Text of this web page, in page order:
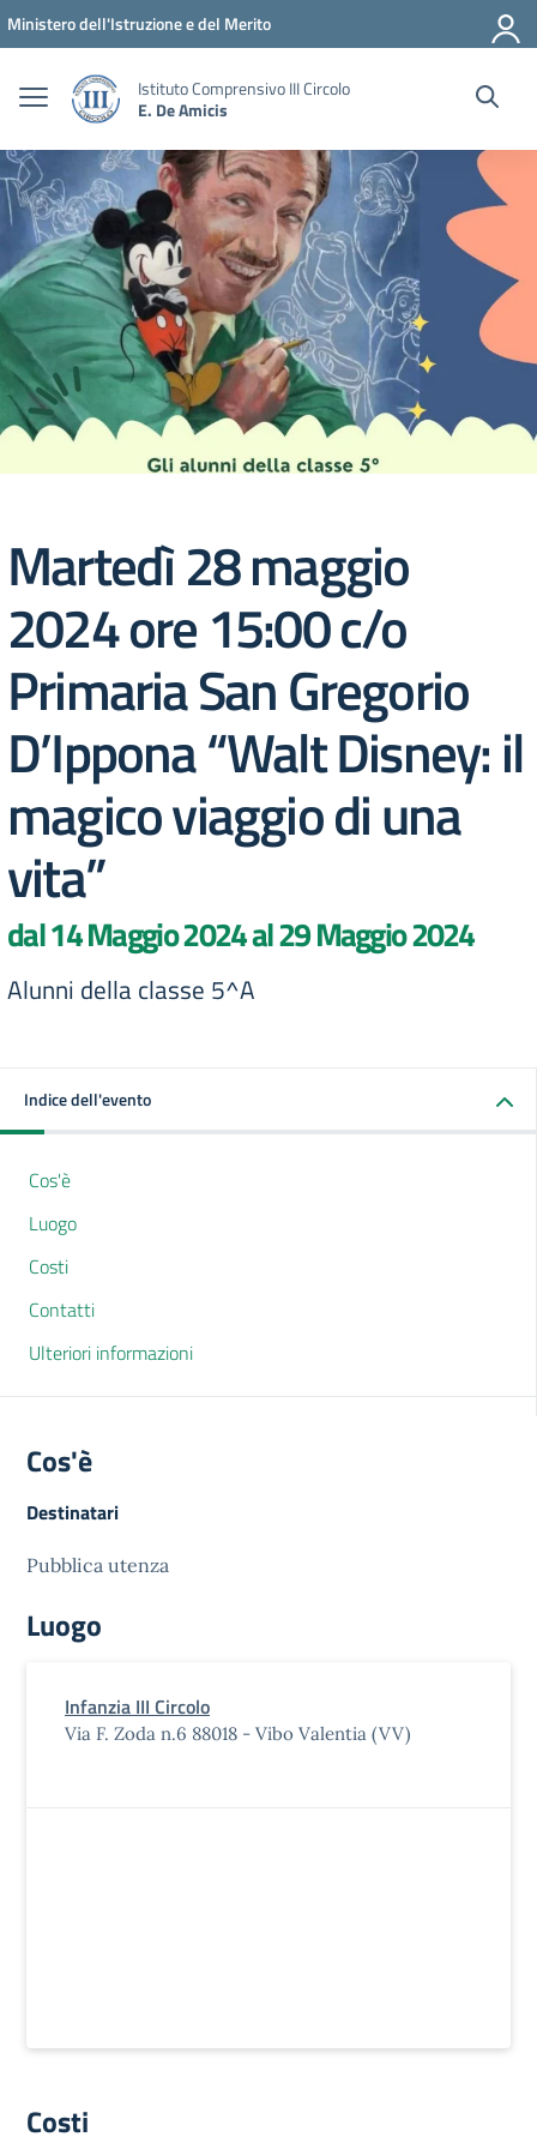
Vai ai contenuti
Vai al menu di navigazione
Vai al footer
Ministero dell'Istruzione e del Merito
Istituto Comprensivo III Circolo
E. De Amicis
Martedì 28 maggio
2024 ore 15:00 c/o
Primaria San Gregorio
D’Ippona “Walt Disney: il
magico viaggio di una
vita”
dal 14 Maggio 2024 al 29 Maggio 2024
Alunni della classe 5^A
Indice dell'evento
Cos'è
Luogo
Costi
Contatti
Ulteriori informazioni
Cos'è
Destinatari
Pubblica utenza
Luogo
Infanzia III Circolo
Via F. Zoda n.6 88018 - Vibo Valentia (VV)
Costi